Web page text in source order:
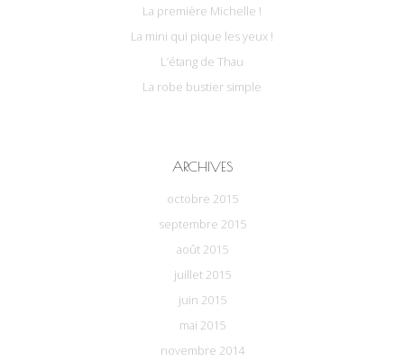
La première Michelle !
La mini qui pique les yeux !
L’étang de Thau
La robe bustier simple
ARCHIVES
octobre 2015
septembre 2015
août 2015
juillet 2015
juin 2015
mai 2015
novembre 2014